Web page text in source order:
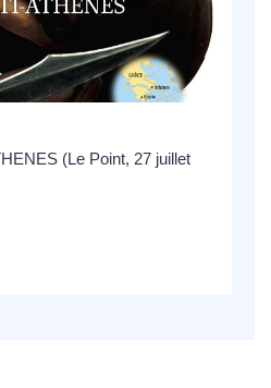
(Le Point, 27 juillet